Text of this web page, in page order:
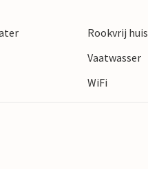
Rookvrij huis
Vaatwasser
WiFi